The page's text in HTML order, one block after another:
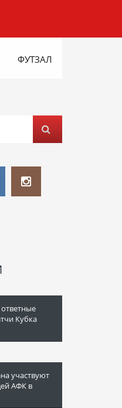
ФУТЗАЛ
Кубка
участвуют
АФК в